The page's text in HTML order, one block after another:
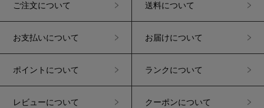
ご注文について 送料について
お支払いについて お届けについて
ポイントについて ランクについて
レビューについて クーポンについて